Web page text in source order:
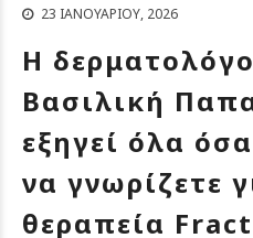
23 ΙΑΝΟΥΑΡΊΟΥ, 2026
Η
Βασιλική
εξηγεί όλα
να γνωρίζετε
θεραπεία